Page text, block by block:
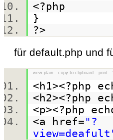
<?php
}
?>
für default.php und
view plain copy to clipboard print
<h1><?php
<h2><?php
<p><?php
<a href="?